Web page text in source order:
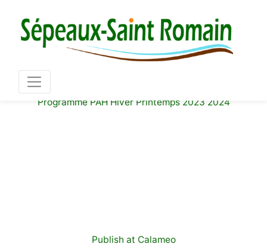
03 86 73 16 36
Programme PAH Hiver Printemps 2023 2024
Publish at Calameo